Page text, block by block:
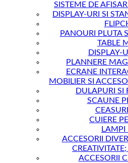
SISTEME DE
DISPLAY-URI SI
PANOURI PLUTA
TABLE
DISPLAY-
PLANNERE
ECRANE
MOBILIER SI
DULAPURI SI
SCAUNE
CUIERE
LAMPI
ACCESORII
ACCESORII